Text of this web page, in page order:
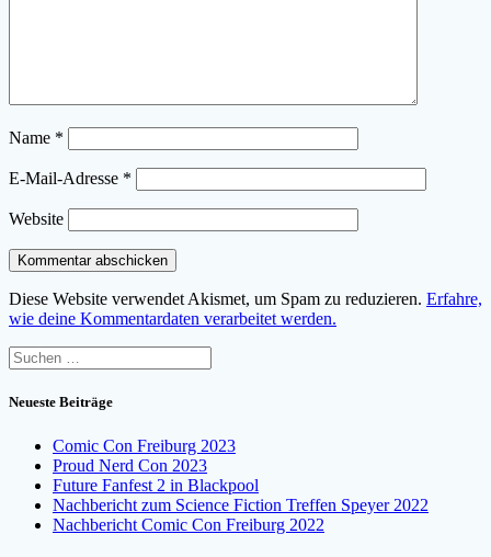
Name *
E-Mail-Adresse *
Website
Diese Website verwendet Akismet, um Spam zu reduzieren. Erfahre,
wie deine Kommentardaten verarbeitet werden.
Suchen
nach:
Neueste Beiträge
Comic Con Freiburg 2023
Proud Nerd Con 2023
Future Fanfest 2 in Blackpool
Nachbericht zum Science Fiction Treffen Speyer 2022
Nachbericht Comic Con Freiburg 2022